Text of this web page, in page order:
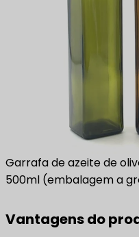
Garrafa de azeite de
500ml (embalagem a
Vantagens do